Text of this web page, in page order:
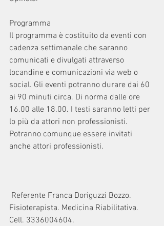
Programma
Il programma è costituito da eventi con
cadenza settimanale che saranno
comunicati e divulgati attraverso
locandine e comunicazioni via web o
social. Gli eventi potranno durare dai 60
ai 90 minuti circa. Di norma dalle ore
16.00 alle 18.00. I testi saranno letti per
lo più da attori non professionisti.
Potranno comunque essere invitati
anche attori professionisti.
Fisioterapista. Medicina Riabilitativa.
Cell. 3336004604.